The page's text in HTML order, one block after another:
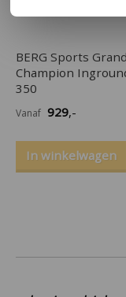
BERG Sports Grand
Champion
350
Vanaf 929,-
In winkelwagen